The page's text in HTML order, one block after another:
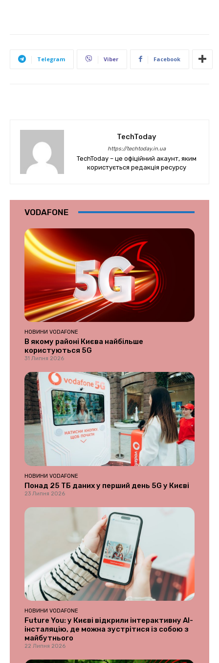
Telegram Viber Facebook
TechToday
https://techtoday.in.ua
TechToday – це офіційний акаунт, яким
користується редакція ресурсу
VODAFONE
НОВИНИ VODAFONE
В якому районі Києва найбільше
користуються 5G
31 Липня 2026
НОВИНИ VODAFONE
Понад 25 ТБ даних у перший день 5G у Києві
23 Липня 2026
НОВИНИ VODAFONE
Future You: у Києві відкрили інтерактивну AI-
інсталяцію, де можна зустрітися із собою з
майбутнього
22 Липня 2026